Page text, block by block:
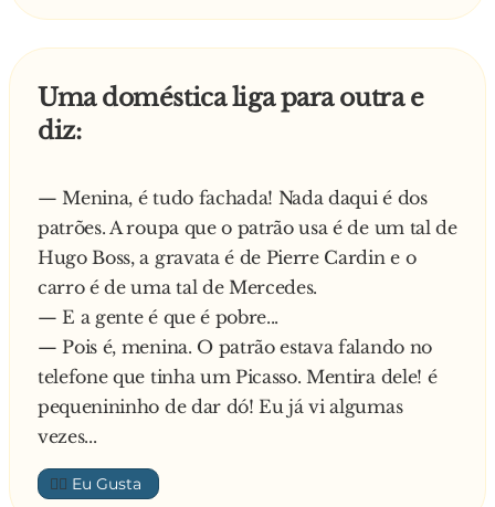
Ele faz tudo isso e ainda mete uma peruca e
uma barba postiça. Passa o dia e a noite jogando
cansada paca, senta-se, olha a hora, toma uma
c**... e resolve, decidida:
estou procurando, levo esse hippie aí!
Uma doméstica liga para outra e
diz:
— Menina, é tudo fachada! Nada daqui é dos
patrões. A roupa que o patrão usa é de um tal de
Hugo Boss, a gravata é de Pierre Cardin e o
carro é de uma tal de Mercedes.
— E a gente é que é pobre...
— Pois é, menina. O patrão estava falando no
telefone que tinha um Picasso. Mentira dele! é
pequenininho de dar dó! Eu já vi algumas
vezes...
👍🏼